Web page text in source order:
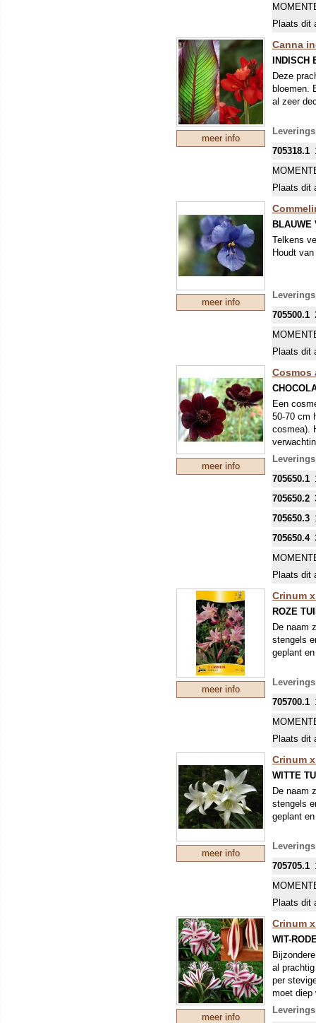
Plaats dit
meer info
Canna
INDISCH
Deze
bloemen.
al zeer
705318.1
Plaats dit
meer info
BLAUWE
Telkens
Houdt
705500.1
Plaats dit
meer info
Cosmos
Een
50-70 cm
cosmea).
uit en
705650.1
705650.2
705650.3
705650.4
Plaats dit
meer info
Crinum
ROZE
De naam
stengels
geplant
705700.1
Plaats dit
meer info
Crinum
WITTE
De naam
stengels
geplant
705705.1
Plaats dit
meer info
Crinum
WIT-
al
per
moet diep